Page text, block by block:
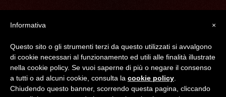
30020 Noventa di Piave (VE)
Mail: info@longatopianoforti.it
ORARI DEL NEGOZIO
×
Informativa
Questo sito o gli strumenti terzi da questo utilizzati si avvalgono
di cookie necessari al funzionamento ed utili alle finalità illustrate
nella cookie policy. Se vuoi saperne di più o negare il consenso
a tutti o ad alcuni cookie, consulta la cookie policy
Chiudendo questo banner, scorrendo questa pagina, cliccando